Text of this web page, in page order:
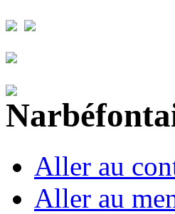
Aller au
Aller au